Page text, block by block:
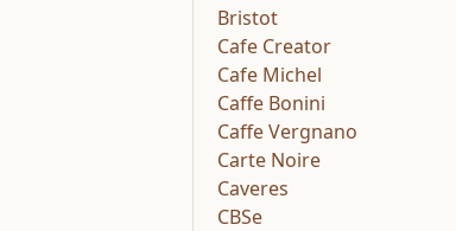
Bristot
Cafe Creator
Cafe Michel
Caffe Bonini
Caffe Vergnano
Carte Noire
Caveres
CBSe